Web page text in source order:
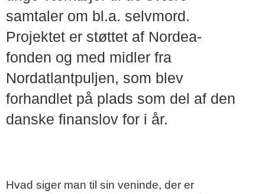
samtaler om bl.a. selvmord.
Projektet er støttet af Nordea-
fonden og med midler fra
Nordatlantpuljen, som blev
forhandlet på plads som del af den
danske finanslov for i år.
Hvad siger man til sin veninde, der er